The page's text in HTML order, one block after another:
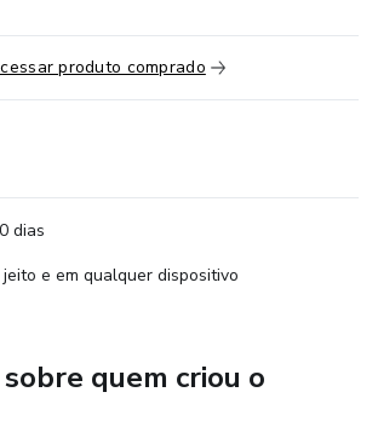
produto comprado
dias
e em qualquer dispositivo
quem criou o